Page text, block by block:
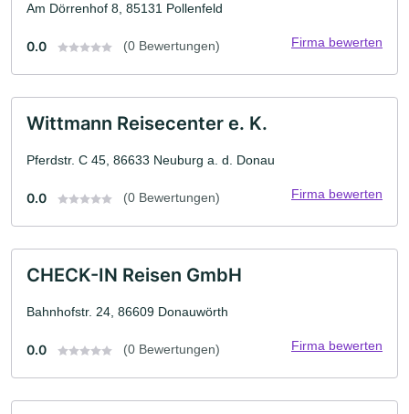
Am Dörrenhof 8, 85131 Pollenfeld
0.0 (0 Bewertungen) Firma bewerten
Wittmann Reisecenter e. K.
Pferdstr. C 45, 86633 Neuburg a. d. Donau
0.0 (0 Bewertungen) Firma bewerten
CHECK-IN Reisen GmbH
Bahnhofstr. 24, 86609 Donauwörth
0.0 (0 Bewertungen) Firma bewerten